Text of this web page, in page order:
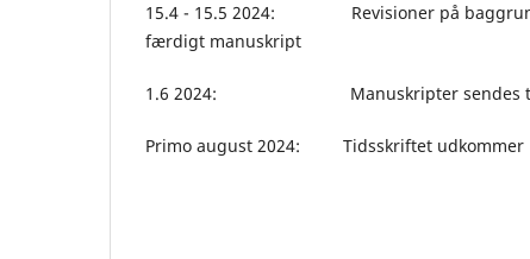
15.4 - 15.5 2024: Revisioner på baggrund
færdigt manuskript
1.6 2024: Manuskripter sendes til
Primo august 2024: Tidsskriftet udkommer